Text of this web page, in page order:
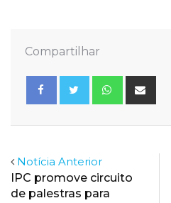
Compartilhar
Whatsapp
Notícia Anterior
IPC promove circuito
de palestras para